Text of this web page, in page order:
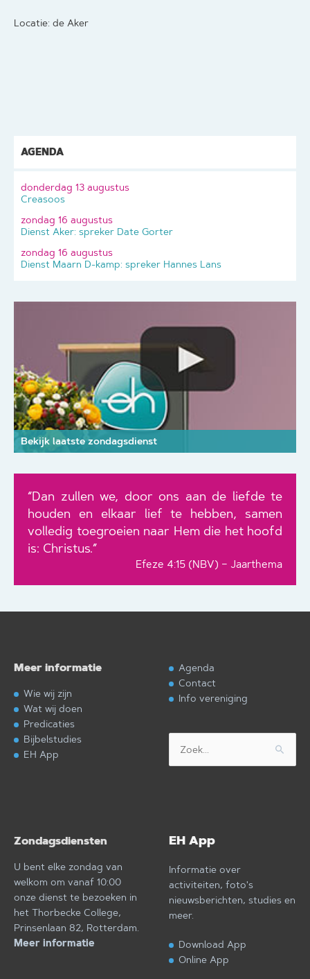
Locatie: de Aker
AGENDA
donderdag 13 augustus
Creasoos
zondag 16 augustus
Dienst Aker: spreker Date Gorter
zondag 16 augustus
Dienst Maarn D-kamp: spreker Hannes Lans
Bekijk laatste zondagsdienst
“Dan zullen we, door ons aan de liefde te
houden en elkaar lief te hebben, samen
volledig toegroeien naar Hem die het hoofd
is: Christus.”
Efeze 4:15 (NBV) – Jaarthema
Meer informatie
Wie wij zijn
Wat wij doen
Predicaties
Bijbelstudies
EH App
Agenda
Contact
Info vereniging
naar:
Zondagsdiensten
U bent elke zondag van
welkom om vanaf 10:00
onze dienst te bezoeken in
het Thorbecke College,
Prinsenlaan 82, Rotterdam.
Meer informatie
EH App
Informatie over
activiteiten, foto's
nieuwsberichten, studies en
meer.
Download App
Online App